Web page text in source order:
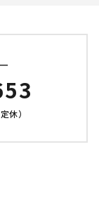
休）